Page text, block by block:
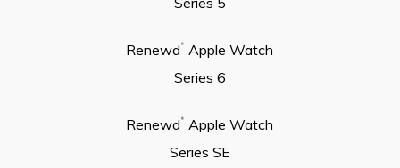
Renewd ®
Apple Watch
Series 6
Renewd ®
Apple Watch
Series SE